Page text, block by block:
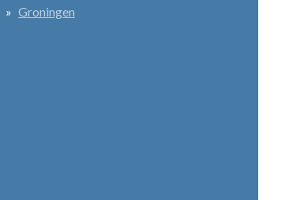
Groningen